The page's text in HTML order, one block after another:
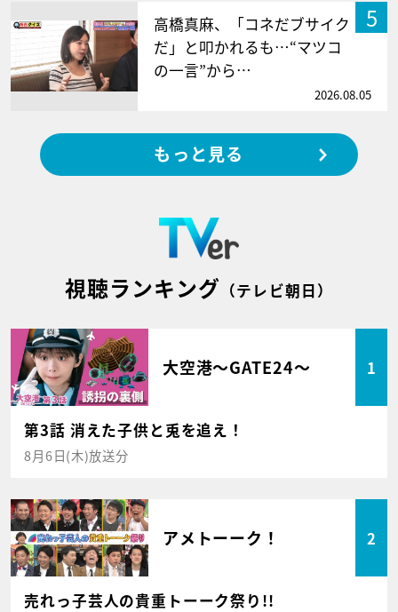
5
高橋真麻、「コネだブサイク
だ」と叩かれるも…“マツコ
の一言”から…
2026.08.05
もっと見る
視聴ランキング （テレビ朝日）
大空港～GATE24～ 1
第3話 消えた子供と兎を追え！
8月6日(木)放送分
アメトーーク！ 2
売れっ子芸人の貴重トーーク祭り!!